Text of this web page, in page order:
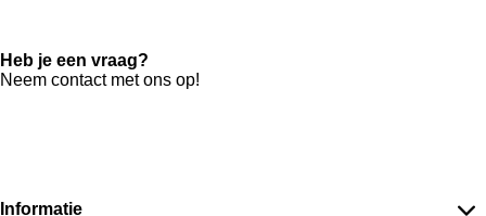
Heb je een vraag?
Neem contact met ons op!
Informatie